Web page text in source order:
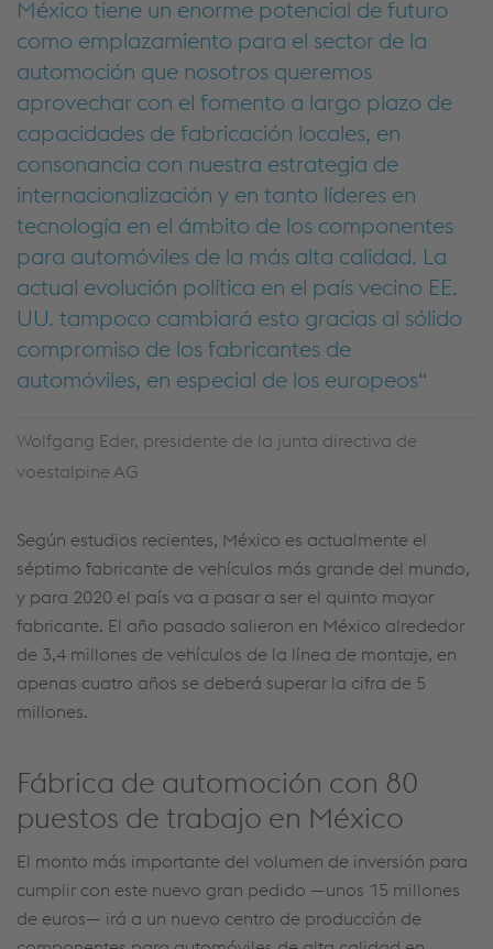
México tiene un enorme potencial de futuro
como emplazamiento para el sector de la
automoción que nosotros queremos
aprovechar con el fomento a largo plazo de
capacidades de fabricación locales, en
consonancia con nuestra estrategia de
internacionalización y en tanto líderes en
tecnología en el ámbito de los componentes
para automóviles de la más alta calidad. La
actual evolución política en el país vecino EE.
UU. tampoco cambiará esto gracias al sólido
compromiso de los fabricantes de
automóviles, en especial de los europeos
Wolfgang Eder, presidente de la junta directiva de
voestalpine AG
Según estudios recientes, México es actualmente el
séptimo fabricante de vehículos más grande del mundo,
y para 2020 el país va a pasar a ser el quinto mayor
fabricante. El año pasado salieron en México alrededor
de 3,4 millones de vehículos de la línea de montaje, en
apenas cuatro años se deberá superar la cifra de 5
millones.
Fábrica de automoción con 80
puestos de trabajo en México
El monto más importante del volumen de inversión para
cumplir con este nuevo gran pedido —unos 15 millones
de euros— irá a un nuevo centro de producción de